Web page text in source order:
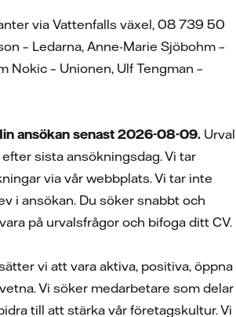
via Vattenfalls växel, 08 739 50
– Ledarna, Anne-Marie Sjöbohm –
Nokic – Unionen, Ulf Tengman –
ansökan senast 2026-08-09. Urval
sista ansökningsdag. Vi tar
via vår webbplats. Vi tar inte
i ansökan. Du söker snabbt och
på urvalsfrågor och bifoga ditt CV.
vi att vara aktiva, positiva, öppna
Vi söker medarbetare som delar
till att stärka vår företagskultur. Vi